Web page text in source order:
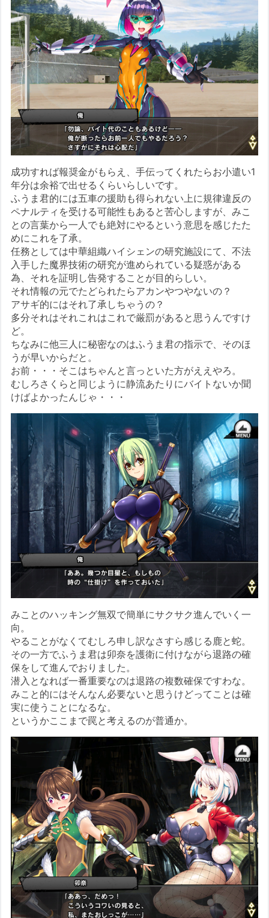
成功すれば報奨金がもらえ、手伝ってくれたらお小遣い1
年分は余裕で出せるくらいらしいです。
ふうま君的には五車の援助も得られない上に規律違反の
ペナルティを受ける可能性もあると苦心しますが、みこ
との言葉から一人でも絶対にやるという意思を感じたた
めにこれを了承。
任務としては中華組織ハイシェンの研究施設にて、不法
入手した魔界技術の研究が進められている疑惑がある
為、それを証明し告発することが目的らしい。
それ情報の元でたどられたらアカンやつやないの？
アサギ的にはそれ了承しちゃうの？
多分それはそれこれはこれで厳罰があると思うんですけ
ど。
ちなみに他三人に秘密なのはふうま君の指示で、そのほ
うが早いからだと。
お前・・・そこはちゃんと言っといた方がええやろ。
むしろさくらと同じように静流あたりにバイトないか聞
けばよかったんじゃ・・・
みことのハッキング無双で簡単にサクサク進んでいく一
向。
やることがなくてむしろ申し訳なさすら感じる鹿と蛇。
その一方でふうま君は卯奈を護衛に付けながら退路の確
保をして進んでおりました。
潜入となれば一番重要なのは退路の複数確保ですわな。
みこと的にはそんなん必要ないと思うけどってことは確
実に使うことになるな。
というかここまで罠と考えるのが普通か。